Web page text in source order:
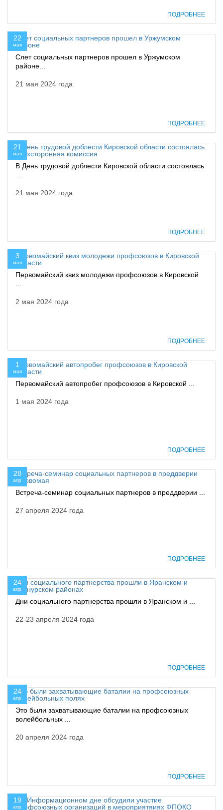
ПОДРОБНЕЕ
22
мая
Слет социальных партнеров прошел в Уржумском
районе...
21 мая 2024 года
ПОДРОБНЕЕ
21
мая
В День трудовой доблести Кировской области состоялась
21 мая 2024 года
ПОДРОБНЕЕ
3
мая
Первомайский квиз молодежи профсоюзов в Кировской
2 мая 2024 года
ПОДРОБНЕЕ
1
мая
Первомайский автопробег профсоюзов в Кировской ...
1 мая 2024 года
ПОДРОБНЕЕ
28
апр
Встреча-семинар социальных партнеров в преддверии ...
27 апреля 2024 года
ПОДРОБНЕЕ
24
апр
Дни социального партнерства прошли в Яранском и ...
22-23 апреля 2024 года
ПОДРОБНЕЕ
24
апр
Это были захватывающие баталии на профсоюзных
волейбольных ...
20 апреля 2024 года
ПОДРОБНЕЕ
19
апр